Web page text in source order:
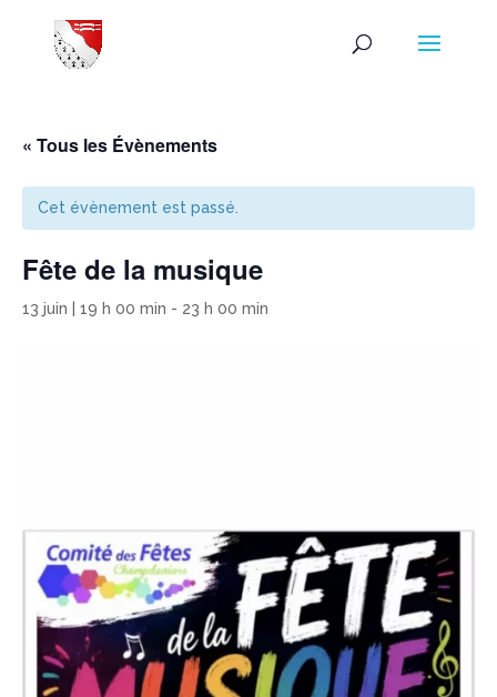
« Tous les Évènements
Cet évènement est passé.
Fête de la musique
13 juin | 19 h 00 min - 23 h 00 min